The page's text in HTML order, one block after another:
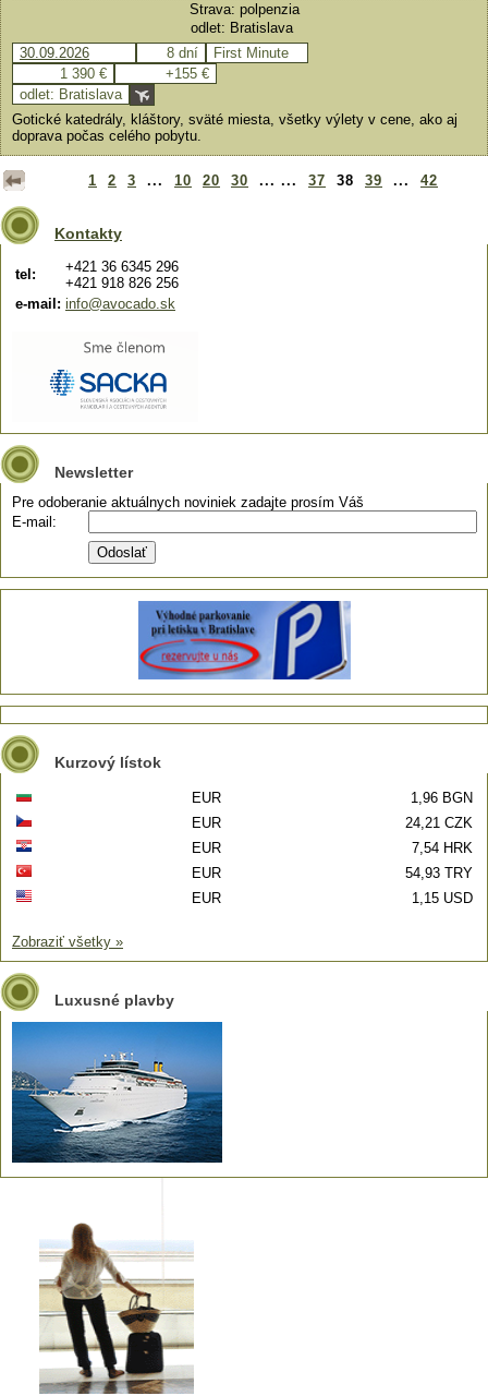
Strava: polpenzia
odlet: Bratislava
30.09.2026
8 dní
First Minute
1 390 €
+155 €
odlet: Bratislava
Gotické katedrály, kláštory, sväté miesta, všetky výlety v cene, ako aj
doprava počas celého pobytu.
1 2 3 ... 10 20 30 ... ... 37 38 39 ... 42
Kontakty
tel:
+421 36 6345 296
+421 918 826 256
e-mail: info@avocado.sk
Newsletter
Pre odoberanie aktuálnych noviniek zadajte prosím Váš
E-mail:
Kurzový lístok
EUR
1,96 BGN
EUR
24,21 CZK
EUR
7,54 HRK
EUR
54,93 TRY
EUR
1,15 USD
Zobraziť všetky »
Luxusné plavby